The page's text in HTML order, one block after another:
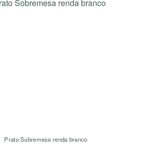
Prato Sobremesa renda branco